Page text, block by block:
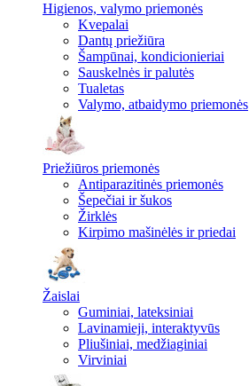
Higienos, valymo priemonės
Kvepalai
Dantų priežiūra
Šampūnai, kondicionieriai
Sauskelnės ir palutės
Tualetas
Valymo, atbaidymo priemonės
Priežiūros priemonės
Antiparazitinės priemonės
Šepečiai ir šukos
Žirklės
Kirpimo mašinėlės ir priedai
Žaislai
Guminiai, lateksiniai
Lavinamieji, interaktyvūs
Pliušiniai, medžiaginiai
Virviniai